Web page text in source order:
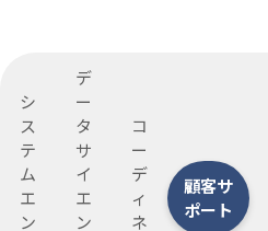
シ
ス
テ
ム
エ
ン
デ
ー
タ
サ
イ
エ
ン
コ
ー
デ
ィ
ネ
顧客サ
ポート